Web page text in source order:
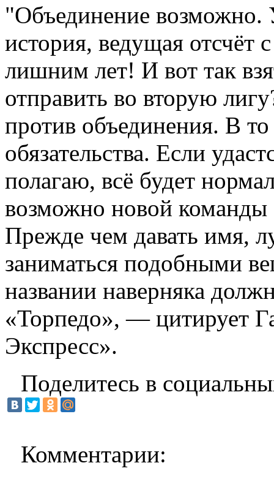
"Объединение возможно.
история, ведущая отсчёт
лишним лет! И вот так
отправить во вторую
против объединения. В
обязательства. Если
полагаю, всё будет
возможно новой команды
Прежде чем давать имя,
заниматься подобными
названии наверняка
«Торпедо», — цитирует
Экспресс».
Поделитесь в
Комментарии: